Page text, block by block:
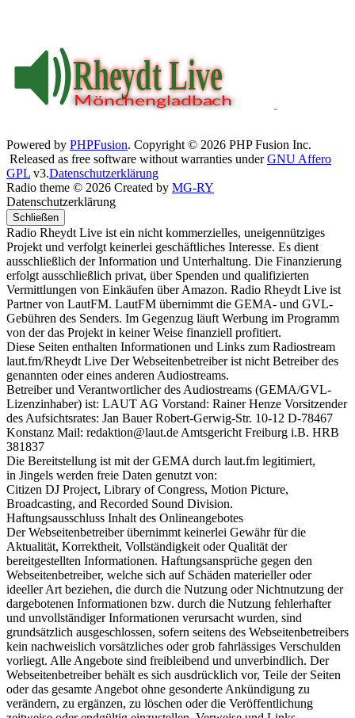
Powered by PHPFusion. Copyright © 2026 PHP Fusion Inc.
Released as free software without warranties underGNU Affero
GPL v3.Datenschutzerklärung
Radio theme © 2026 Created by MG-RY
Datenschutzerklärung
Schließen
Radio Rheydt Live ist ein nicht kommerzielles, uneigennütziges
Projekt und verfolgt keinerlei geschäftliches Interesse. Es dient
ausschließlich der Information und Unterhaltung. Die Finanzierung
erfolgt ausschließlich privat, über Spenden und qualifizierten
Vermittlungen von Einkäufen über Amazon. Radio Rheydt Live ist
Partner von LautFM. LautFM übernimmt die GEMA- und GVL-
Gebühren des Senders. Im Gegenzug läuft Werbung im Programm
von der das Projekt in keiner Weise finanziell profitiert.
Diese Seiten enthalten Informationen und Links zum Radiostream
laut.fm/Rheydt Live Der Webseitenbetreiber ist nicht Betreiber des
genannten oder eines anderen Audiostreams.
Betreiber und Verantwortlicher des Audiostreams (GEMA/GVL-
Lizenzinhaber) ist: LAUT AG Vorstand: Rainer Henze Vorsitzender
des Aufsichtsrates: Jan Bauer Robert-Gerwig-Str. 10-12 D-78467
Konstanz Mail: redaktion@laut.de Amtsgericht Freiburg i.B. HRB
381837
Die Bereitstellung ist mit der GEMA durch laut.fm legitimiert,
in Jingels werden freie Daten genutzt von:
Citizen DJ Project, Library of Congress, Motion Picture,
Broadcasting, and Recorded Sound Division.
Haftungsausschluss Inhalt des Onlineangebotes
Der Webseitenbetreiber übernimmt keinerlei Gewähr für die
Aktualität, Korrektheit, Vollständigkeit oder Qualität der
bereitgestellten Informationen. Haftungsansprüche gegen den
Webseitenbetreiber, welche sich auf Schäden materieller oder
ideeller Art beziehen, die durch die Nutzung oder Nichtnutzung der
dargebotenen Informationen bzw. durch die Nutzung fehlerhafter
und unvollständiger Informationen verursacht wurden, sind
grundsätzlich ausgeschlossen, sofern seitens des Webseitenbetreibers
kein nachweislich vorsätzliches oder grob fahrlässiges Verschulden
vorliegt. Alle Angebote sind freibleibend und unverbindlich. Der
Webseitenbetreiber behält es sich ausdrücklich vor, Teile der Seiten
oder das gesamte Angebot ohne gesonderte Ankündigung zu
verändern, zu ergänzen, zu löschen oder die Veröffentlichung